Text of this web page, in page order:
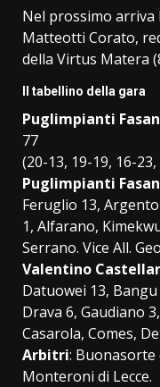
Nel prossimo arriva
Matteotti Corato,
della Virtus Matera
Il tabellino della gara
Puglimpianti
77
(20-13, 19-19, 16-23,
Puglimpianti
Feruglio 13,
1, Alfarano,
Serrano. Vice All.
Valentino
Datuowei 13,
Drava 6, Gaudiano
Casarola, Comes,
Arbitri:
Monteroni di Lecce.